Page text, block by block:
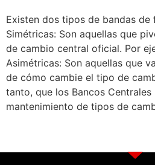
Existen dos tipos de bandas de
Simétricas: Son aquellas que
de cambio central oficial. Por
Asimétricas: Son aquellas que
de cómo cambie el tipo de
tanto, que los Bancos
mantenimiento de tipos de